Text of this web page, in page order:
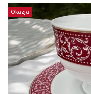
Okazja